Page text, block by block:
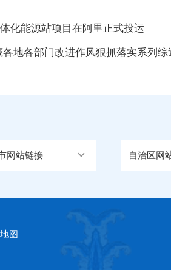
化能源站项目在阿里正式投运
地各部门改进作风狠抓落实系列综
网站链接 自治区网
图